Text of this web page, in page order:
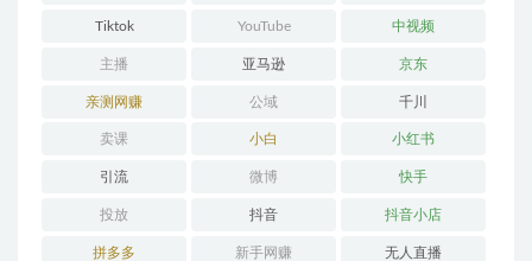
Tiktok YouTube 中视频
主播 亚马逊 京东
亲测网赚 公域 千川
卖课 小白 小红书
引流 微博 快手
投放 抖音 抖音小店
拼多多 新手网赚 无人直播